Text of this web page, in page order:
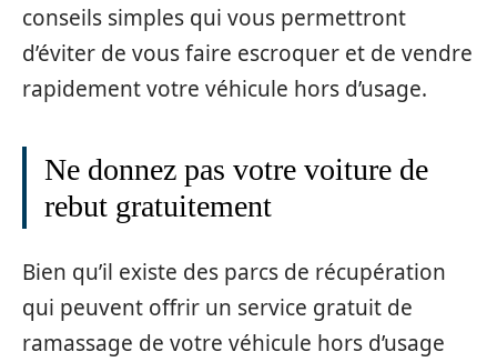
conseils simples qui vous permettront
d’éviter de vous faire escroquer et de vendre
rapidement votre véhicule hors d’usage.
Ne donnez pas votre voiture de
rebut gratuitement
Bien qu’il existe des parcs de récupération
qui peuvent offrir un service gratuit de
ramassage de votre véhicule hors d’usage